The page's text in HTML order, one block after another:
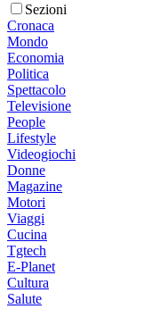
Sezioni
Cronaca
Mondo
Economia
Politica
Spettacolo
Televisione
People
Lifestyle
Videogiochi
Donne
Magazine
Motori
Viaggi
Cucina
Tgtech
E-Planet
Cultura
Salute